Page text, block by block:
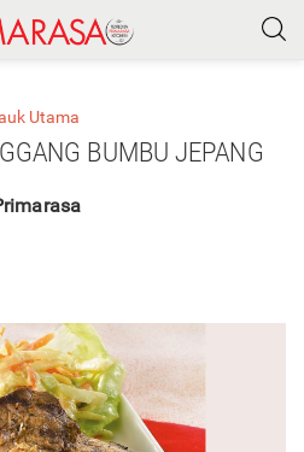
Utama
BUMBU JEPANG